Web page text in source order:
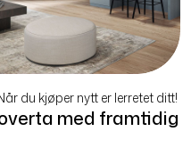
du kjøper nytt er lerretet ditt!
med framtidig